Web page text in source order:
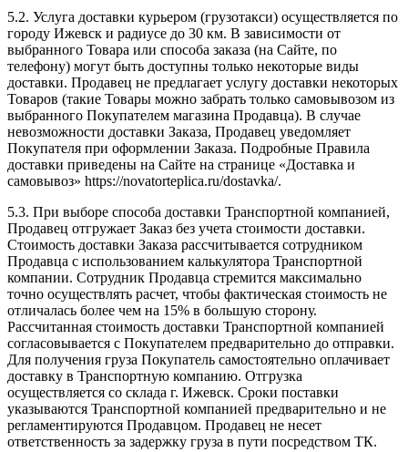
5.2. Услуга доставки курьером (грузотакси) осуществляется по
городу Ижевск и радиусе до 30 км. В зависимости от
выбранного Товара или способа заказа (на Сайте, по
телефону) могут быть доступны только некоторые виды
доставки. Продавец не предлагает услугу доставки некоторых
Товаров (такие Товары можно забрать только самовывозом из
выбранного Покупателем магазина Продавца). В случае
невозможности доставки Заказа, Продавец уведомляет
Покупателя при оформлении Заказа. Подробные Правила
доставки приведены на Сайте на странице «Доставка и
самовывоз» https://novatorteplica.ru/dostavka/.
5.3. При выборе способа доставки Транспортной компанией,
Продавец отгружает Заказ без учета стоимости доставки.
Стоимость доставки Заказа рассчитывается сотрудником
Продавца с использованием калькулятора Транспортной
компании. Сотрудник Продавца стремится максимально
точно осуществлять расчет, чтобы фактическая стоимость не
отличалась более чем на 15% в большую сторону.
Рассчитанная стоимость доставки Транспортной компанией
согласовывается с Покупателем предварительно до отправки.
Для получения груза Покупатель самостоятельно оплачивает
доставку в Транспортную компанию. Отгрузка
осуществляется со склада г. Ижевск. Сроки поставки
указываются Транспортной компанией предварительно и не
регламентируются Продавцом. Продавец не несет
ответственность за задержку груза в пути посредством ТК.